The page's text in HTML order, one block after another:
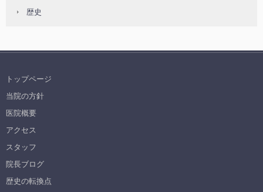
歴史
トップページ
当院の方針
医院概要
アクセス
スタッフ
院長ブログ
歴史の転換点